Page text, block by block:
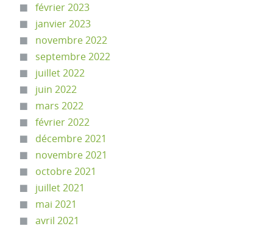
février 2023
janvier 2023
novembre 2022
septembre 2022
juillet 2022
juin 2022
mars 2022
février 2022
décembre 2021
novembre 2021
octobre 2021
juillet 2021
mai 2021
avril 2021